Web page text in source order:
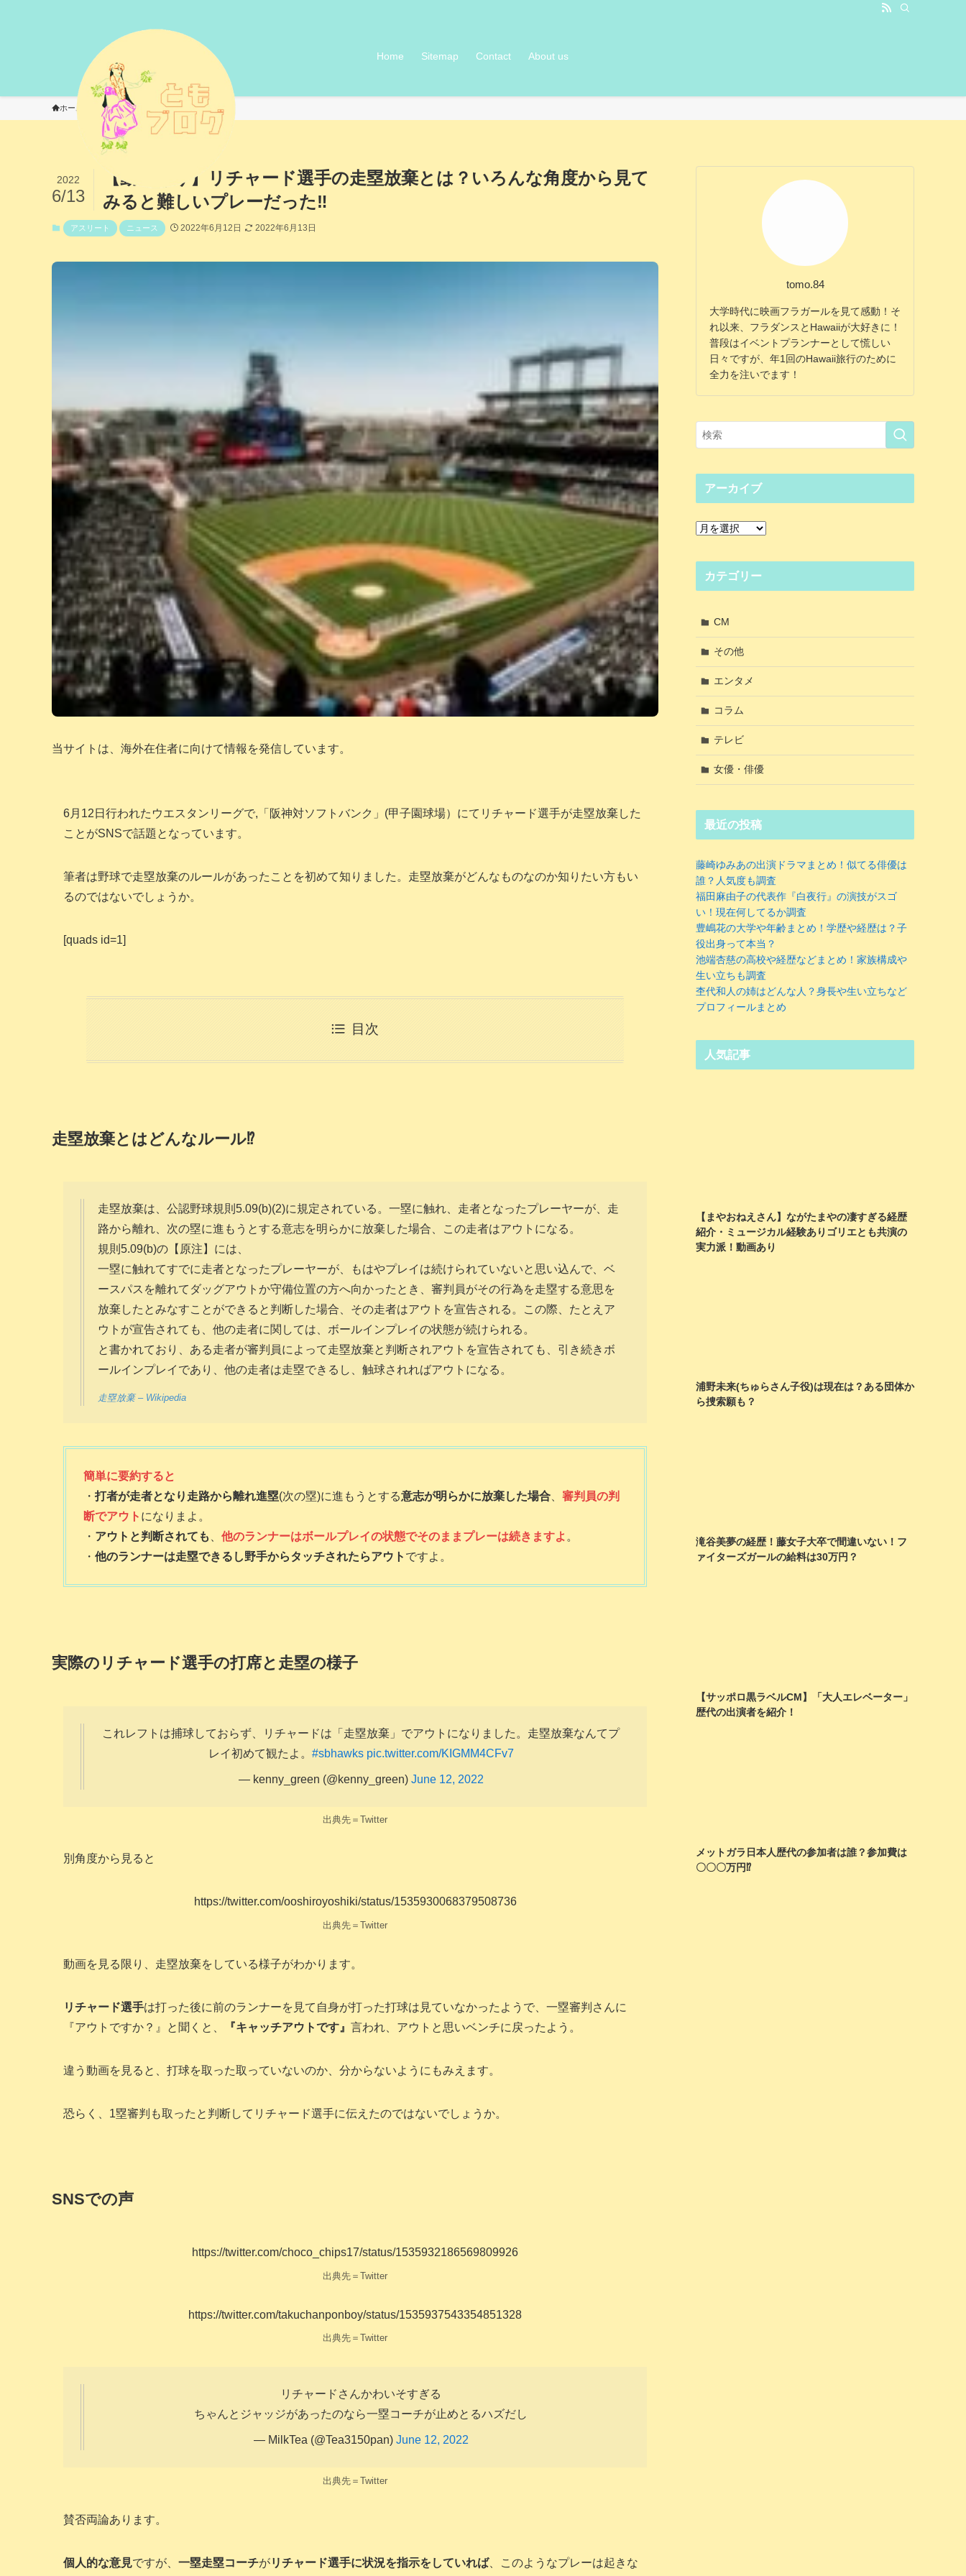
Home Sitemap Contact About us
ホーム アスリート
【動画あり】リチャード選手の走塁放棄とは？いろんな角度から見て
みると難しいプレーだった‼
2022
6/13
アスリート ニュース 2022年6月12日 2022年6月13日
当サイトは、海外在住者に向けて情報を発信しています。
6月12日行われたウエスタンリーグで,「阪神対ソフトバンク」(甲子園球場）にてリチャード選手が走塁放棄した
ことがSNSで話題となっています。
筆者は野球で走塁放棄のルールがあったことを初めて知りました。走塁放棄がどんなものなのか知りたい方もい
るのではないでしょうか。
[quads id=1]
目次
走塁放棄とはどんなルール⁉
走塁放棄は、公認野球規則5.09(b)(2)に規定されている。一塁に触れ、走者となったプレーヤーが、走
路から離れ、次の塁に進もうとする意志を明らかに放棄した場合、この走者はアウトになる。
規則5.09(b)の【原注】には、
一塁に触れてすでに走者となったプレーヤーが、もはやプレイは続けられていないと思い込んで、ベ
ースパスを離れてダッグアウトか守備位置の方へ向かったとき、審判員がその行為を走塁する意思を
放棄したとみなすことができると判断した場合、その走者はアウトを宣告される。この際、たとえア
ウトが宣告されても、他の走者に関しては、ボールインプレイの状態が続けられる。
と書かれており、ある走者が審判員によって走塁放棄と判断されアウトを宣告されても、引き続きボ
ールインプレイであり、他の走者は走塁できるし、触球されればアウトになる。
走塁放棄 – Wikipedia
簡単に要約すると
・ 打者が走者となり走路から離れ進塁(次の塁)に進もうとする意志が明らかに放棄した場合
審判員の判
断でアウト になりまよ。
・ アウトと判断されても 他のランナーはボールプレイの状態でそのままプレーは続きますよ 。
・ 他のランナーは走塁できるし野手からタッチされたらアウト ですよ。
実際のリチャード選手の打席と走塁の様子
これレフトは捕球しておらず、リチャードは「走塁放棄」でアウトになりました。走塁放棄なんてプ
レイ初めて観たよ。 #sbhawks pic.twitter.com/KIGMM4CFv7
— kenny_green (@kenny_green) June 12, 2022
出典先＝Twitter
別角度から見ると
https://twitter.com/ooshiroyoshiki/status/1535930068379508736
出典先＝Twitter
動画を見る限り、走塁放棄をしている様子がわかります。
リチャード選手は打った後に前のランナーを見て自身が打った打球は見ていなかったようで、一塁審判さんに
『アウトですか？』と聞くと、
『キャッチアウトです』 言われ、アウトと思いベンチに戻ったよう。
違う動画を見ると、打球を取った取っていないのか、分からないようにもみえます。
恐らく、1塁審判も取ったと判断してリチャード選手に伝えたのではないでしょうか。
SNSでの声
https://twitter.com/choco_chips17/status/1535932186569809926
出典先＝Twitter
https://twitter.com/takuchanponboy/status/1535937543354851328
出典先＝Twitter
リチャードさんかわいそすぎる
ちゃんとジャッジがあったのなら一塁コーチが止めとるハズだし
— MilkTea (@Tea3150pan) June 12, 2022
出典先＝Twitter
賛否両論あります。
個人的な意見ですが、 一塁走塁コーチがリチャード選手に状況を指示をしていれば、このようなプレーは起きな
tomo.84
大学時代に映画フラガールを見て感動！そ
れ以来、フラダンスとHawaiiが大好きに！
普段はイベントプランナーとして慌しい
日々ですが、年1回のHawaii旅行のために
全力を注いでます！
アーカイブ
ア
カ
ブ
カテゴリー
CM
その他
エンタメ
コラム
テレビ
女優・俳優
最近の投稿
藤崎ゆみあの出演ドラマまとめ！似てる俳優は
誰？人気度も調査
福田麻由子の代表作『白夜行』の演技がスゴ
い！現在何してるか調査
豊嶋花の大学や年齢まとめ！学歴や経歴は？子
役出身って本当？
池端杏慈の高校や経歴などまとめ！家族構成や
生い立ちも調査
杢代和人の姉はどんな人？身長や生い立ちなど
プロフィールまとめ
人気記事
【まやおねえさん】ながたまやの凄すぎる経歴
紹介・ミュージカル経験ありゴリエとも共演の
実力派！動画あり
浦野未来(ちゅらさん子役)は現在は？ある団体か
ら捜索願も？
滝谷美夢の経歴！藤女子大卒で間違いない！フ
ァイターズガールの給料は30万円？
【サッポロ黒ラベルCM】「大人エレベーター」
歴代の出演者を紹介！
メットガラ日本人歴代の参加者は誰？参加費は
〇〇〇万円⁉